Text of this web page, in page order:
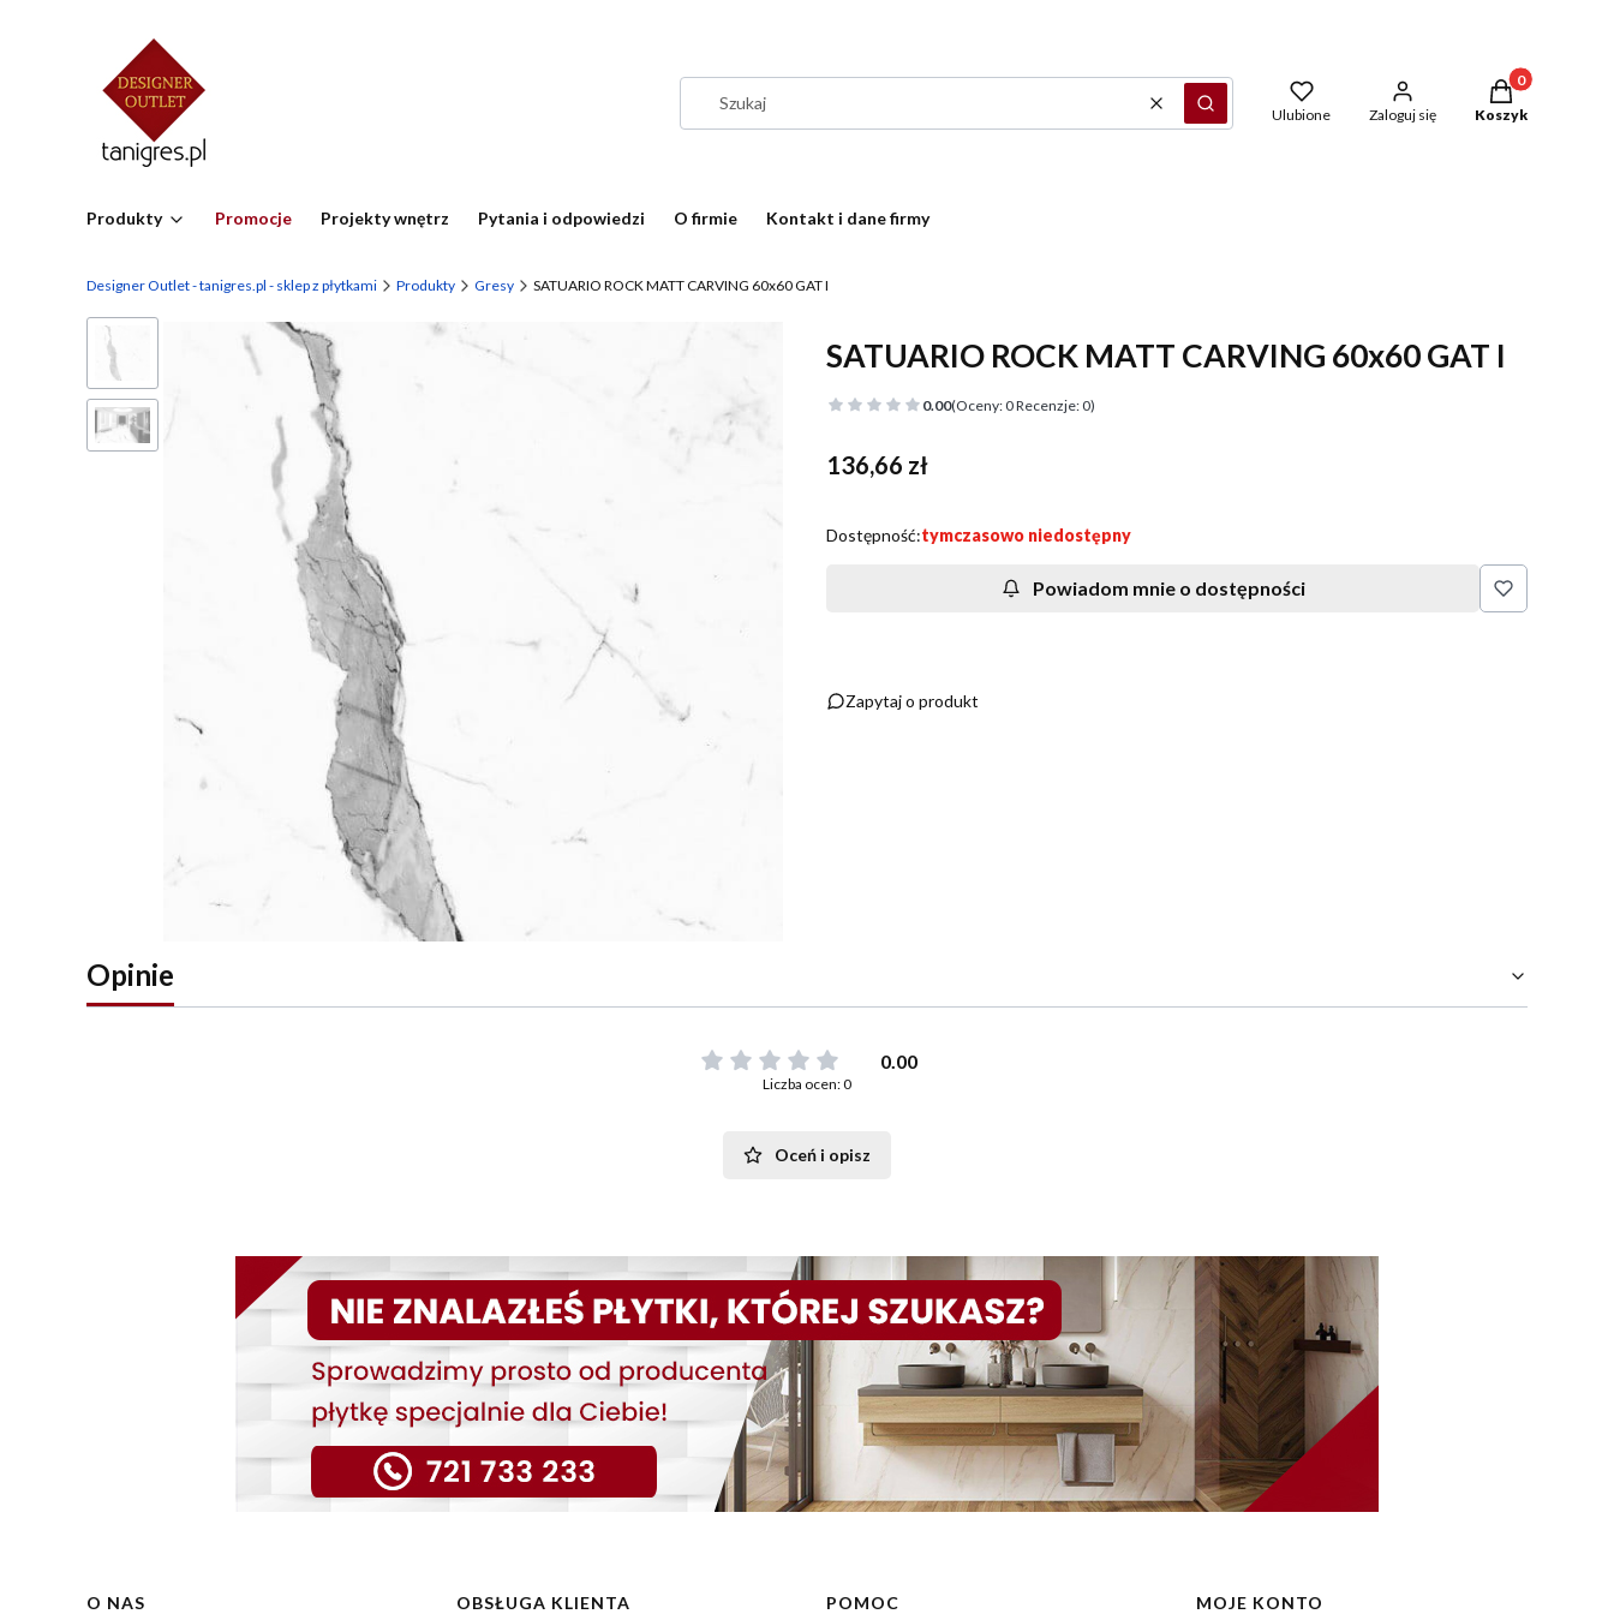
WyczyśćSzukaj Ulubione Zaloguj się
Produkty w
Koszyk
Produkty Promocje Projekty wnętrz Pytania i odpowiedzi O firmie Kontakt i dane firmy
Designer Outlet - tanigres.pl - sklep z płytkami Produkty Gresy SATUARIO ROCK MATT CARVING 60x60 GAT I
SATUARIO ROCK MATT CARVING 60x60 GAT I
0.00(Oceny: 0 Recenzje: 0)
Cena
136,66 zł
Dostępność:tymczasowo niedostępny
Powiadom mnie o dostępności
Zapytaj o produkt
Opinie
0.00
Liczba ocen: 0
Oceń i opisz
O NAS OBSŁUGA KLIENTA POMOC MOJE KONTO